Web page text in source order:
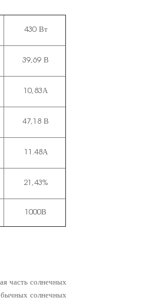
430 Вт
39,69 В
10,83А
47,18 В
11.48А
21,43%
1000В
часть солнечных
солнечных